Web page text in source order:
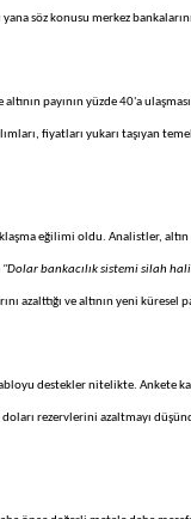
söz konusu merkez
payının yüzde 40'a
fiyatları yukarı taşıyan
eğilimi oldu. Analistler,
"Dolar bankacılık sistemi silah
azalttığı ve altının yeni
destekler nitelikte. Ankete
doları rezervlerini azaltmayı